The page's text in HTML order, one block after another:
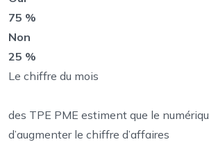
75 %
Non
25 %
Le chiffre du mois
des TPE PME estiment que le
d’augmenter le chiffre d’affaires